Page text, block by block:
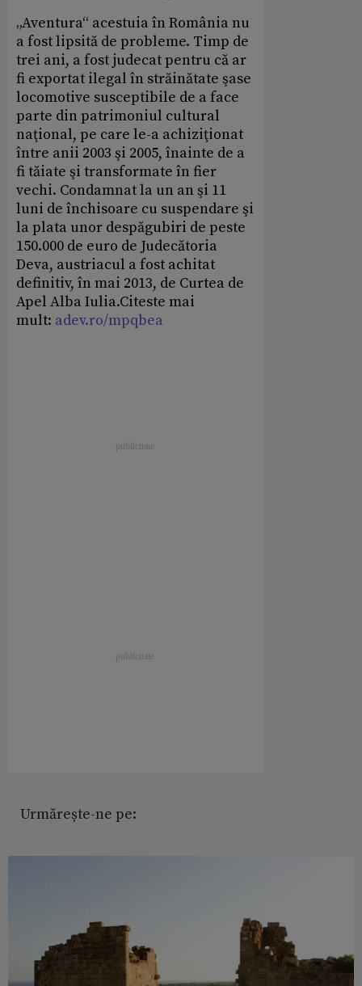
„Aventura“ acestuia în România nu
a fost lipsită de probleme. Timp de
trei ani, a fost judecat pentru că ar
fi exportat ilegal în străinătate şase
locomotive susceptibile de a face
parte din patrimoniul cultural
naţional, pe care le-a achiziţionat
între anii 2003 şi 2005, înainte de a
fi tăiate şi transformate în fier
vechi. Condamnat la un an şi 11
luni de închisoare cu suspendare şi
la plata unor despăgubiri de peste
150.000 de euro de Judecătoria
Deva, austriacul a fost achitat
definitiv, în mai 2013, de Curtea de
Apel Alba Iulia.Citeste mai
mult: adev.ro/mpqbea
Urmărește-ne pe: